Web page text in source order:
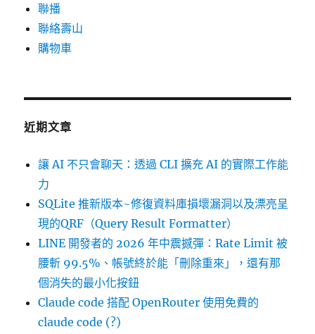
聯播
聯絡壽山
購物車
近期文章
讓 AI 不只會聊天：透過 CLI 擴充 AI 的實際工作能
力
SQLite 推新版本~修復資料庫損壞漏洞以及漂亮呈
現的QRF（Query Result Formatter）
LINE 開發者的 2026 年中震撼彈：Rate Limit 被
腰斬 99.5%、帳號終於能「刪除重來」，還有那
個消失的最小化按鈕
Claude code 搭配 OpenRouter 使用免費的
claude code (?)